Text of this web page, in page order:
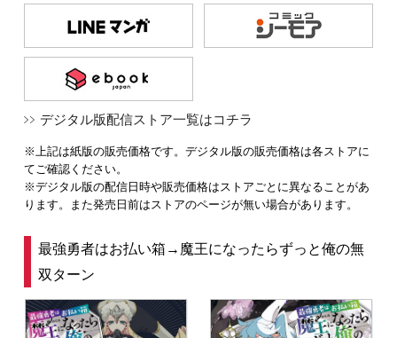
デジタル版配信ストア一覧はコチラ
※上記は紙版の販売価格です。デジタル版の販売価格は各ストアに
てご確認ください。
※デジタル版の配信日時や販売価格はストアごとに異なることがあ
ります。また発売日前はストアのページが無い場合があります。
最強勇者はお払い箱→魔王になったらずっと俺の無
双ターン